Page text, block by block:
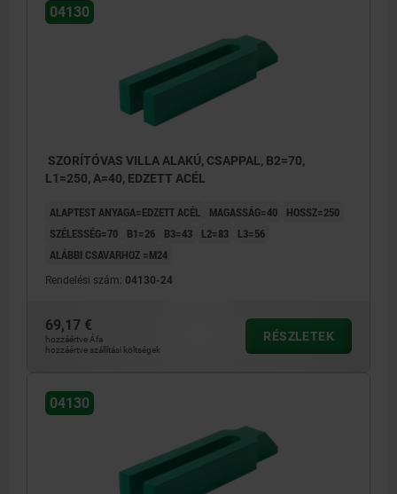
04130
SZORÍTÓVAS VILLA ALAKÚ, CSAPPAL, B2=70,
L1=250, A=40, EDZETT ACÉL
ALAPTEST ANYAGA=EDZETT ACÉL MAGASSÁG=40
HOSSZ=250
SZÉLESSÉG=70
B1=26 B3=43 L2=83
L3=56
ALÁBBI CSAVARHOZ =M24
Rendelési szám: 04130-24
69,17 €
hozzáértve Áfa
hozzáértve szállítási költségek
RÉSZLETEK
04130